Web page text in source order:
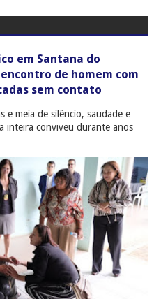
em Santana do
de homem com
sem contato
e meia de silêncio, saudade e
inteira conviveu durante anos